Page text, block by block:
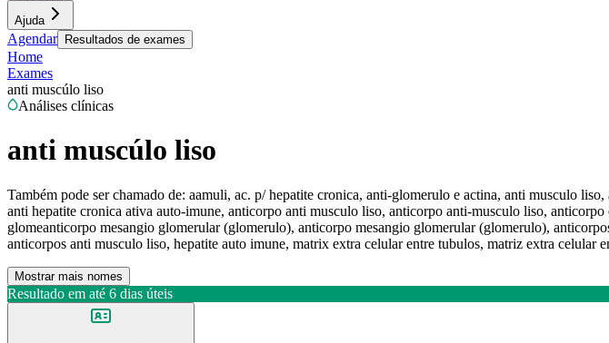
Ajuda
Agendar Resultados de exames
Home
Exames
anti muscúlo liso
Análises clínicas
anti muscúlo liso
Também pode ser chamado de: aamuli, ac. p/ hepatite cronica, anti-glomerulo e actina, anti musculo
anti hepatite cronica ativa auto-imune, anticorpo anti musculo liso, anticorpo anti-musculo liso,
glomeanticorpo mesangio glomerular (glomerulo), anticorpo mesangio glomerular (glomerulo),
anticorpos anti musculo liso, hepatite auto imune, matrix extra celular entre tubulos, matriz extra celular
Mostrar mais nomes
Resultado em até 6 dias úteis